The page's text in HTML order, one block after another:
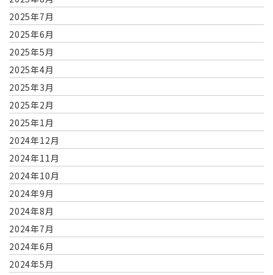
2025年7月
2025年6月
2025年5月
2025年4月
2025年3月
2025年2月
2025年1月
2024年12月
2024年11月
2024年10月
2024年9月
2024年8月
2024年7月
2024年6月
2024年5月